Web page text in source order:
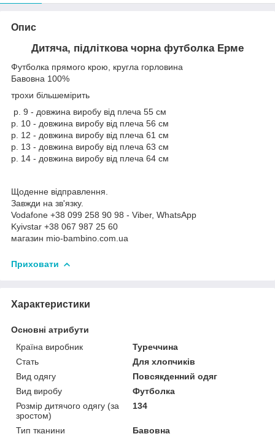
Опис
Дитяча, підліткова чорна футболка Ерме
Футболка прямого крою, кругла горловина
Бавовна 100%
трохи більшемірить
р. 9 - довжина виробу від плеча 55 см
р. 10 - довжина виробу від плеча 56 см
р. 12 - довжина виробу від плеча 61 см
р. 13 - довжина виробу від плеча 63 см
р. 14 - довжина виробу від плеча 64 см
Щоденне відправлення.
Завжди на зв'язку.
Vodafone +38 099 258 90 98 - Viber, WhatsApp
Kyivstar +38 067 987 25 60
магазин mio-bambino.com.ua
Приховати
Характеристики
Основні атрибути
Країна виробник
Туреччина
Стать
Для хлопчиків
Вид одягу
Повсякденний одяг
Вид виробу
Футболка
Розмір дитячого одягу (за
зростом)
134
Тип тканини Бавовна